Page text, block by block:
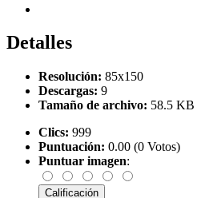
Detalles
Resolución: 85x150
Descargas: 9
Tamaño de archivo: 58.5 KB
Clics: 999
Puntuación: 0.00 (0 Votos)
Puntuar imagen: